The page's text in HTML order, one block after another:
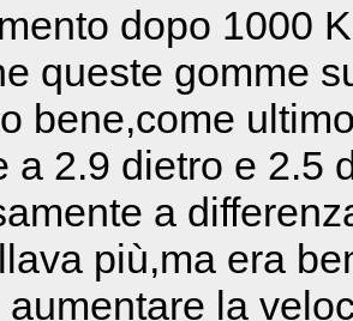
dopo 1000
queste gomme
bene,come
a 2.9 dietro e 2.5
a
più,ma era
la